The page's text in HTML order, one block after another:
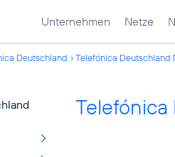
Unternehmen Netze
Deutschland Telefónica Deutschland